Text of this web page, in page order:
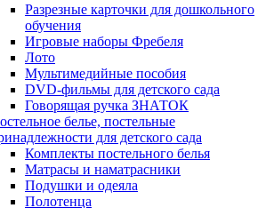
Разрезные карточки для дошкольного
обучения
Игровые наборы Фребеля
Лото
Мультимедийные пособия
DVD-фильмы для детского сада
Говорящая ручка ЗНАТОК
белье, постельные
для детского сада
Комплекты постельного белья
Матрасы и наматрасники
Подушки и одеяла
Полотенца